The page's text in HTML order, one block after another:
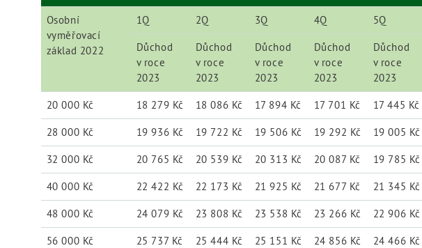
Osobní
vyměřovací
základ 2022
1Q 2Q 3Q 4Q 5Q
Důchod
v roce
2023
Důchod
v roce
2023
Důchod
v roce
2023
Důchod
v roce
2023
Důchod
v roce
2023
20 000 Kč 18 279 Kč 18 086 Kč 17 894 Kč 17 701 Kč 17 445 Kč
28 000 Kč 19 936 Kč 19 722 Kč 19 506 Kč 19 292 Kč 19 005 Kč
32 000 Kč 20 765 Kč 20 539 Kč 20 313 Kč 20 087 Kč 19 785 Kč
40 000 Kč 22 422 Kč 22 173 Kč 21 925 Kč 21 677 Kč 21 345 Kč
48 000 Kč 24 079 Kč 23 808 Kč 23 538 Kč 23 266 Kč 22 906 Kč
56 000 Kč 25 737 Kč 25 444 Kč 25 151 Kč 24 856 Kč 24 466 Kč